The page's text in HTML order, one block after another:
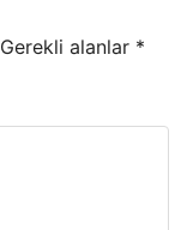
Gerekli alanlar *